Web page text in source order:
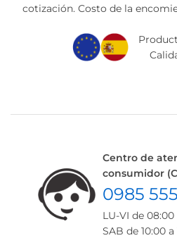
cotización. Costo de la
Centro de
consumidor
0985
LU-VI de 08:00
SAB de 10:00 a